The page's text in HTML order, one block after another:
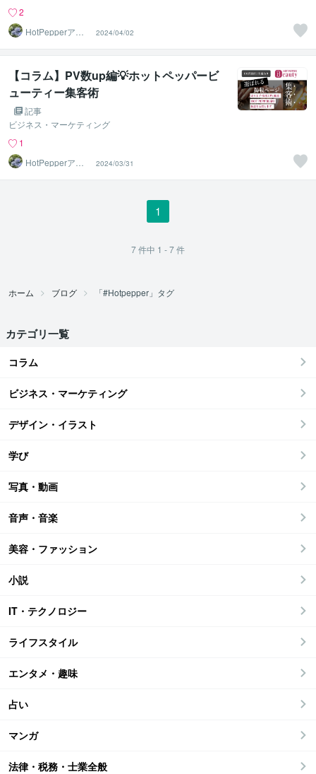
2
HotPepperアド
バイザーayu
2024/04/02
【コラム】PV数up編💡ホットペッパービ
ューティー集客術
記事
ビジネス・マーケティング
1
HotPepperアド
バイザーayu
2024/03/31
1
7件中 1 - 7件
ホーム ブログ 「#Hotpepper」タグ
カテゴリ一覧
コラム
ビジネス・マーケティング
デザイン・イラスト
学び
写真・動画
音声・音楽
美容・ファッション
小説
IT・テクノロジー
ライフスタイル
エンタメ・趣味
占い
マンガ
法律・税務・士業全般